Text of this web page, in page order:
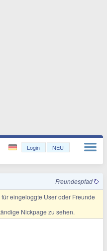
Login NEU
Freundespfad
eingeloggte User oder Freunde
Nickpage zu sehen.